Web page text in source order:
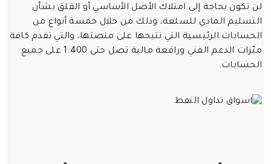
لن تكون بحاجة إلى امتلاك الأصل الأساسي أو القلق بشأن
التسليم المادي للسلعة، وذلك من خلال خمسة أنواع من
الحسابات الرئيسية التي تتيحها على منصتها، والتي تقدم كافة
ميّزات الدعم الفني ورافعة مالية تصل حتى 1:400 على جميع
الحسابات.